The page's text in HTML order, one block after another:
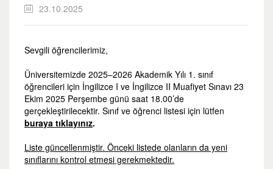
23.10.2025
Sevgili öğrencilerimiz,
Üniversitemizde 2025–2026 Akademik Yılı 1. sınıf
öğrencileri için İngilizce I ve İngilizce II Muafiyet Sınavı 23
Ekim 2025 Perşembe günü saat 18.00’de
gerçekleştirilecektir. Sınıf ve öğrenci listesi için lütfen
buraya tıklayınız.
Liste güncellenmiştir. Önceki listede olanların da yeni
sınıflarını kontrol etmesi gerekmektedir.